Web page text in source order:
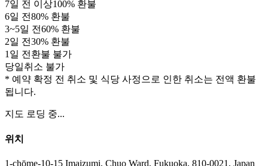
7일 전 이상100% 환불
6일 전80% 환불
3~5일 전60% 환불
2일 전30% 환불
1 일 전 환불 불가
당일취소 불가
* 예약 확정 전 취소 및 식당 사정으로 인한 취소는 전액 환불
됩니다.
지도 로딩 중...
위치
1-chōme-10-15 Imaizumi, Chuo Ward, Fukuoka, 810-0021, Japan